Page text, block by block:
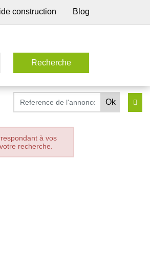
construction Blog
à vos
recherche.